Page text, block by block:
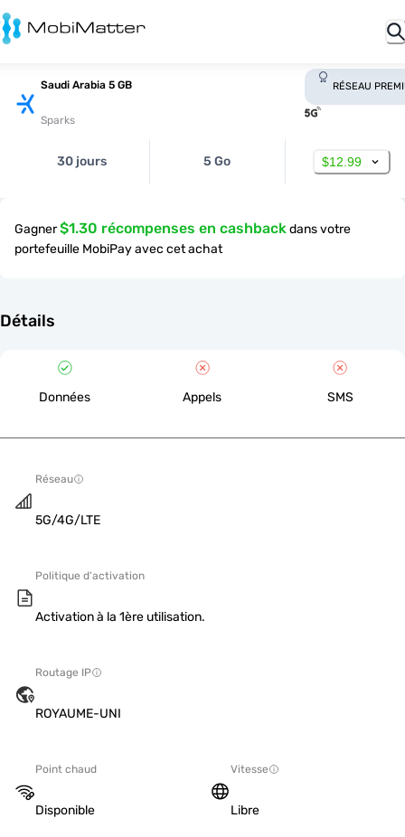
Saudi Arabia 5 GB
Sparks
RÉSEAU
30 jours 5 Go $12.99
Gagner$1.30 récompenses en cashbackdans votre
portefeuille MobiPay avec cet achat
Détails
Données Appels SMS
Réseau
5G/4G/LTE
Politique d'activation
Activation à la 1ère utilisation.
Routage IP
ROYAUME-UNI
Point chaud
Disponible
Vitesse
Libre